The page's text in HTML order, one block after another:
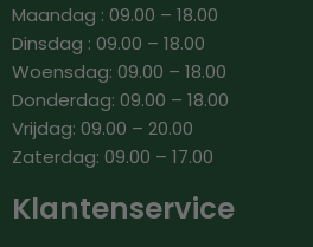
Maandag : 09.00 – 18.00
Dinsdag : 09.00 – 18.00
Woensdag: 09.00 – 18.00
Donderdag: 09.00 – 18.00
Vrijdag: 09.00 – 20.00
Zaterdag: 09.00 – 17.00
Klantenservice